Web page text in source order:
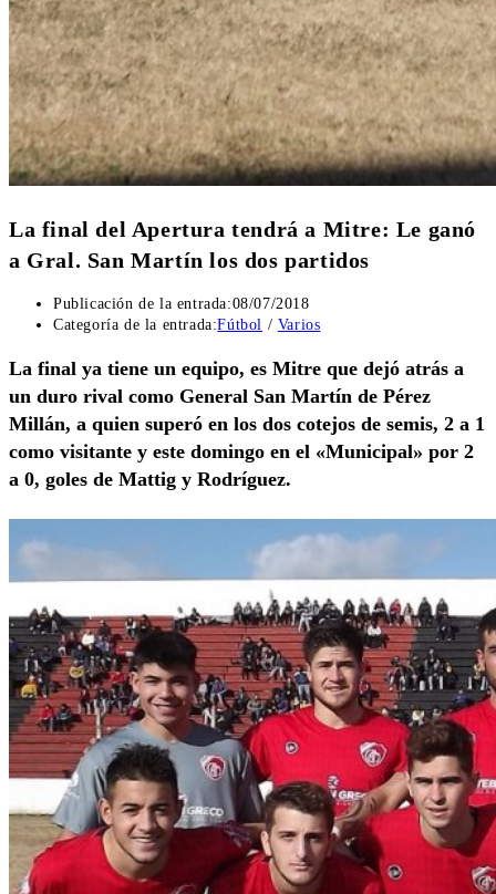
La final del Apertura tendrá a Mitre: Le ganó
a Gral. San Martín los dos partidos
Publicación de la entrada:08/07/2018
Categoría de la entrada:Fútbol / Varios
La final ya tiene un equipo, es Mitre que dejó atrás a
un duro rival como General San Martín de Pérez
Millán, a quien superó en los dos cotejos de semis, 2 a 1
como visitante y este domingo en el «Municipal» por 2
a 0, goles de Mattig y Rodríguez.